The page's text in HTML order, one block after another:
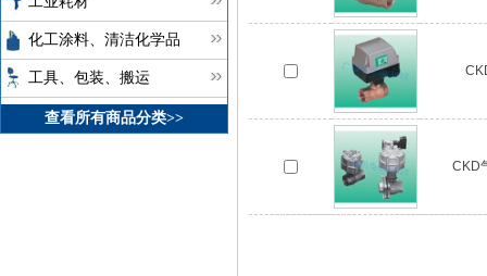
化工涂料、清洁化学品
工具、包装、搬运
查看所有商品分类>>
CKD